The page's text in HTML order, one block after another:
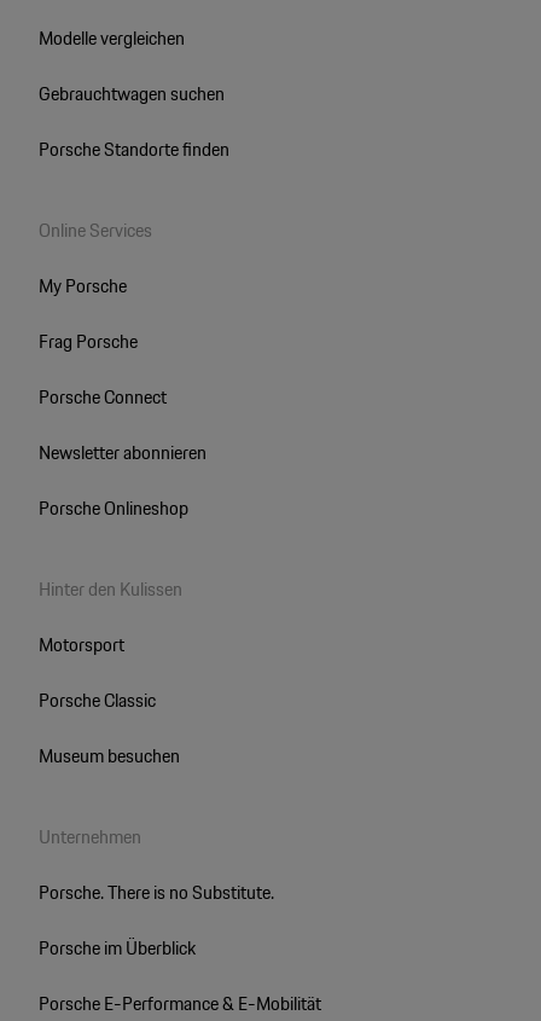
Modelle vergleichen
Gebrauchtwagen suchen
Porsche Standorte finden
Online Services
My Porsche
Frag Porsche
Porsche Connect
Newsletter abonnieren
Porsche Onlineshop
Hinter den Kulissen
Motorsport
Porsche Classic
Museum besuchen
Unternehmen
Porsche. There is no Substitute.
Porsche im Überblick
Porsche E-Performance & E-Mobilität